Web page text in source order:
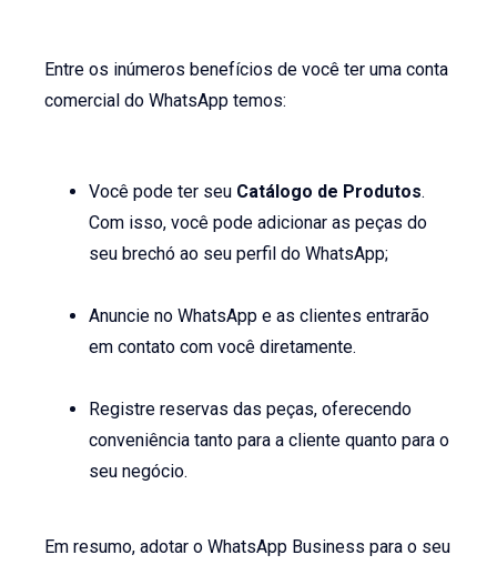
Entre os inúmeros benefícios de você ter uma conta
comercial do WhatsApp temos:
Você pode ter seu Catálogo de Produtos.
Com isso, você pode adicionar as peças do
seu brechó ao seu perfil do WhatsApp;
Anuncie no WhatsApp e as clientes entrarão
em contato com você diretamente.
Registre reservas das peças, oferecendo
conveniência tanto para a cliente quanto para o
seu negócio.
Em resumo, adotar o WhatsApp Business para o seu